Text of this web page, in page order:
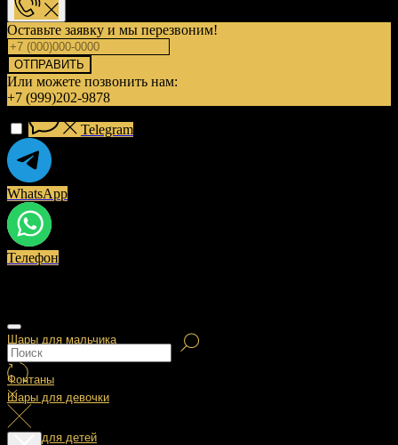
Шары для мальчика
Фонтаны
Шары для девочки
Шары для детей
Оставьте заявку и мы перезвоним!
ОТПРАВИТЬ
Или можете позвонить нам:
+7 (999)202-9878
Telegram
WhatsApp
Телефон